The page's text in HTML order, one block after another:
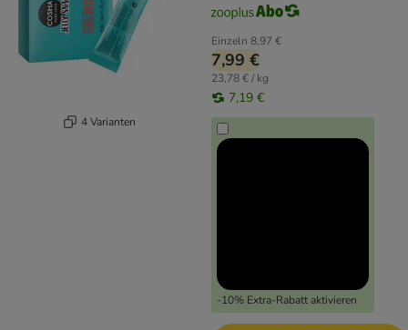
4 Varianten
Einzeln 8,97 €
7,99 €
23,78 € / kg
7,19 €
-10% Extra-Rabatt aktivieren